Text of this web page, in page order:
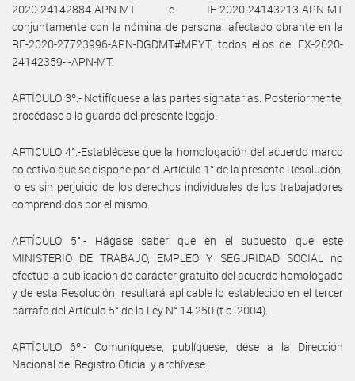
2020-24142884-APN-MT e IF-2020-24143213-APN-MT
conjuntamente con la nómina de personal afectado obrante en la
RE-2020-27723996-APN-DGDMT#MPYT, todos ellos del EX-2020-
24142359- -APN-MT.
ARTÍCULO 3º.- Notifíquese a las partes signatarias. Posteriormente,
procédase a la guarda del presente legajo.
ARTICULO 4°.-Establécese que la homologación del acuerdo marco
colectivo que se dispone por el Artículo 1° de la presente Resolución,
lo es sin perjuicio de los derechos individuales de los trabajadores
comprendidos por el mismo.
ARTÍCULO 5°.- Hágase saber que en el supuesto que este
MINISTERIO DE TRABAJO, EMPLEO Y SEGURIDAD SOCIAL no
efectúe la publicación de carácter gratuito del acuerdo homologado
y de esta Resolución, resultará aplicable lo establecido en el tercer
párrafo del Artículo 5° de la Ley N° 14.250 (t.o. 2004).
ARTÍCULO 6º.- Comuníquese, publíquese, dése a la Dirección
Nacional del Registro Oficial y archívese.